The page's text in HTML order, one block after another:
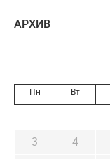
AРХИВ
Пн Вт
3
4